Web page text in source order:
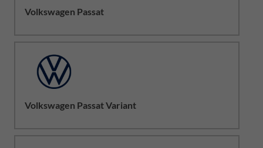
Volkswagen Passat
Volkswagen Passat Variant